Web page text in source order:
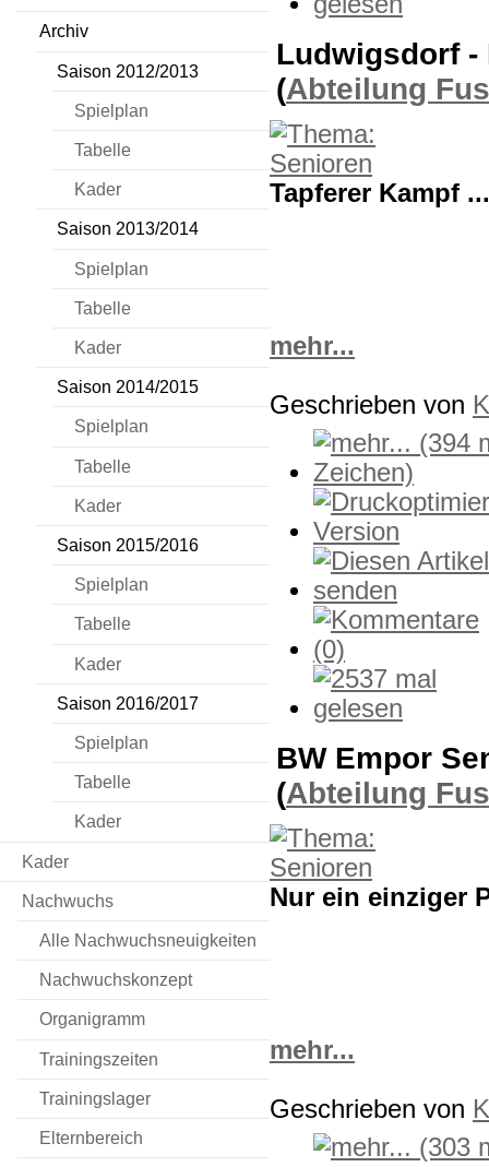
Archiv
Saison 2012/2013
Spielplan
Tabelle
Kader
Saison 2013/2014
Spielplan
Tabelle
Kader
Saison 2014/2015
Spielplan
Tabelle
Kader
Saison 2015/2016
Spielplan
Tabelle
Kader
Saison 2016/2017
Spielplan
Tabelle
Kader
Kader
Nachwuchs
Alle Nachwuchsneuigkeiten
Nachwuchskonzept
Organigramm
Trainingszeiten
Trainingslager
Elternbereich
Ludwigsdorf -
(Abteilung
Tapferer Kampf ...
mehr...
Geschrieben von
BW Empor
(Abteilung
Nur ein einziger
mehr...
Geschrieben von